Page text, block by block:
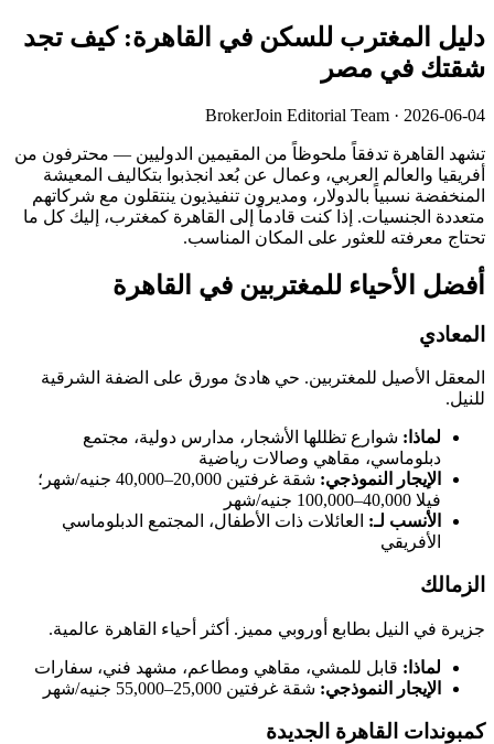
دليل المغترب للسكن في القاهرة: كيف تجد
شقتك في مصر
BrokerJoin Editorial Team · 2026-06-04
تشهد القاهرة تدفقاً ملحوظاً من المقيمين الدوليين — محترفون من
أفريقيا والعالم العربي، وعمال عن بُعد انجذبوا بتكاليف المعيشة
المنخفضة نسبياً بالدولار، ومديرون تنفيذيون ينتقلون مع شركاتهم
متعددة الجنسيات. إذا كنت قادماً إلى القاهرة كمغترب، إليك كل ما
تحتاج معرفته للعثور على المكان المناسب.
أفضل الأحياء للمغتربين في القاهرة
المعادي
المعقل الأصيل للمغتربين. حي هادئ مورق على الضفة الشرقية
للنيل.
لماذا: شوارع تظللها الأشجار، مدارس دولية، مجتمع
دبلوماسي، مقاهي وصالات رياضية
الإيجار النموذجي:
شقة غرفتين 20,000–40,000 جنيه/شهر؛
فيلا 40,000–100,000 جنيه/شهر
الأنسب لـ: العائلات ذات الأطفال، المجتمع الدبلوماسي
الأفريقي
الزمالك
جزيرة في النيل بطابع أوروبي مميز. أكثر أحياء القاهرة عالمية.
لماذا: قابل للمشي، مقاهي ومطاعم، مشهد فني، سفارات
الإيجار النموذجي: شقة غرفتين 25,000–55,000 جنيه/شهر
كمبوندات القاهرة الجديدة